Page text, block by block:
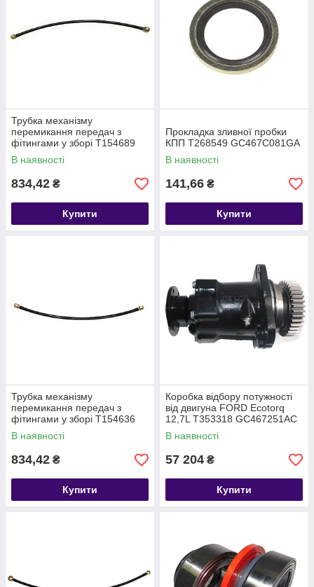
Трубка механізму
перемикання передач з
фітингами у зборі T154689
7C467R356FA
В наявності
834,42 ₴
Купити
Прокладка зливної пробки
КПП T268549 GC467C081GA
В наявності
141,66 ₴
Купити
Трубка механізму
перемикання передач з
фітингами у зборі T154636
7C467R356EA
В наявності
834,42 ₴
Купити
Коробка відбору потужності
від двигуна FORD Ecotorq
12,7L T353318 GC467251AC
В наявності
57 204 ₴
Купити